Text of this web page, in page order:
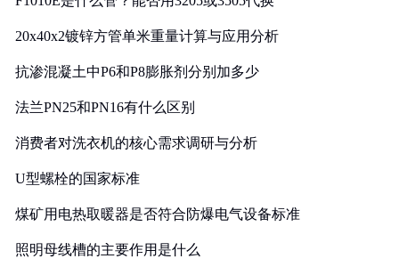
20x40x2镀锌方管单米重量计算与应用分析
抗渗混凝土中P6和P8膨胀剂分别加多少
法兰PN25和PN16有什么区别
消费者对洗衣机的核心需求调研与分析
U型螺栓的国家标准
煤矿用电热取暖器是否符合防爆电气设备标准
照明母线槽的主要作用是什么